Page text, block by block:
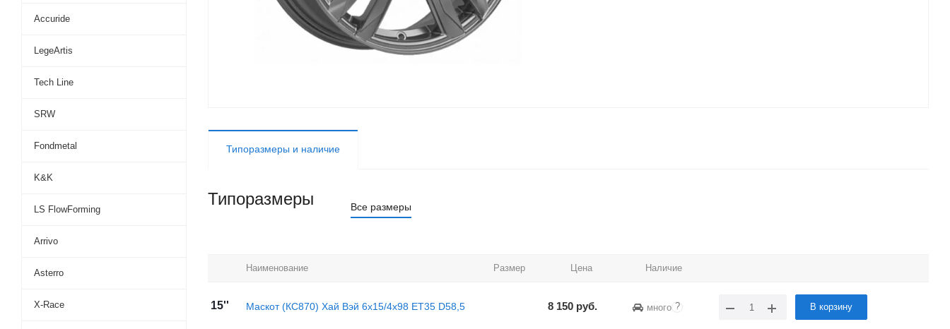
Типоразмеры и наличие
Типоразмеры Все размеры
Наименование Размер Цена Наличие
15'' Маскот (КС870) Хай Вэй 6x15/4x98 ET35 D58,5 8 150 руб. много ? В корзину
Accuride
LegeArtis
Tech Line
SRW
Fondmetal
K&K
LS FlowForming
Arrivo
Asterro
X-Race